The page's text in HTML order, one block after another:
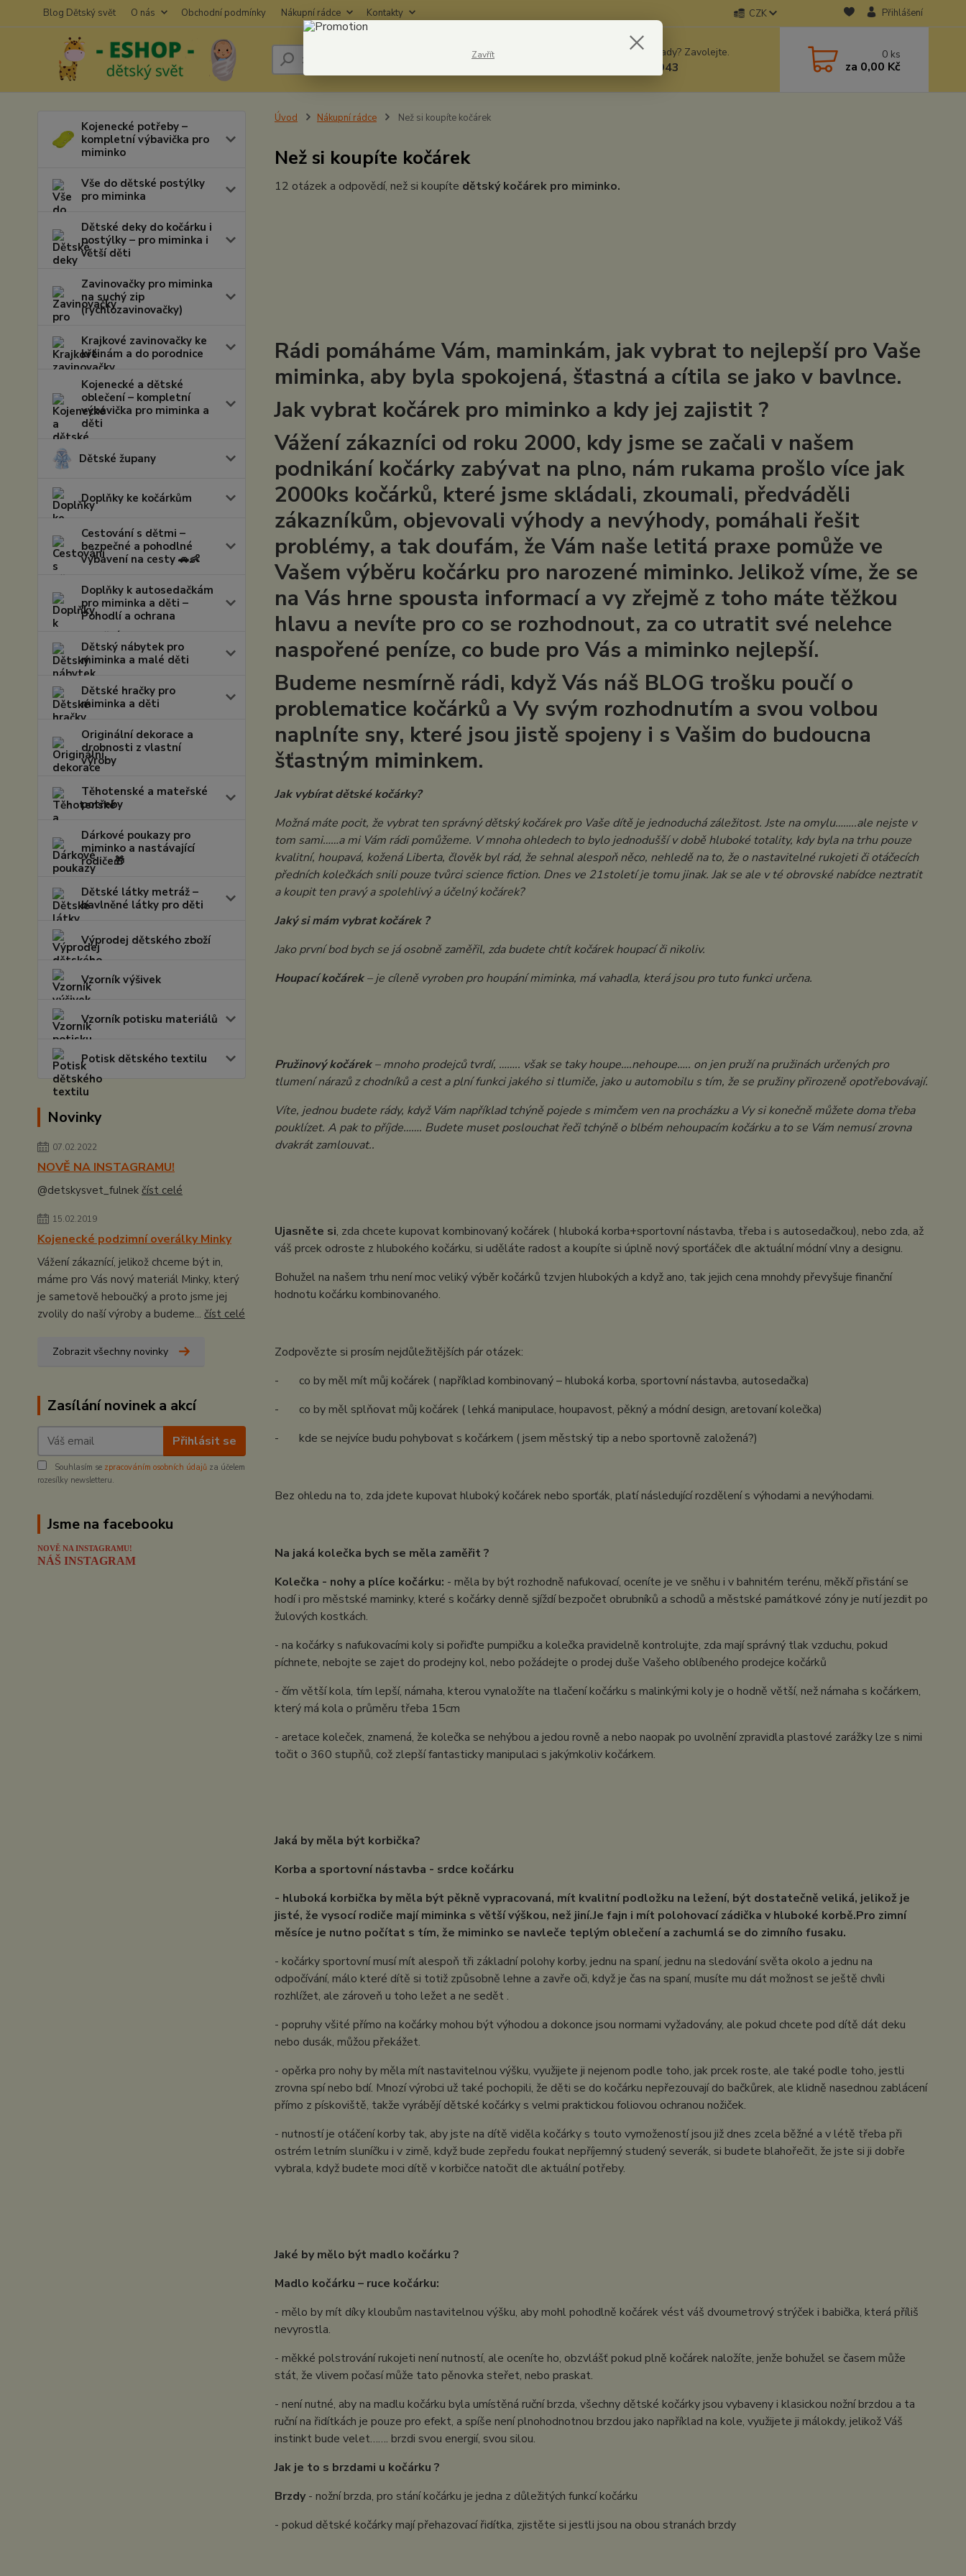
Blog Dětský svět O nás Obchodní podmínky Nákupní rádce Kontakty CZK Přihlášení
Hledat Nevíte si rady? Zavolejte.
604278943
0 ks
za 0,00 Kč
Kojenecké potřeby –
kompletní výbavička pro
miminko
Vše do dětské postýlky
pro miminka
Dětské deky do kočárku i
postýlky – pro miminka i
větší děti
Zavinovačky pro miminka
na suchý zip
(rychlozavinovačky)
Krajkové zavinovačky ke
křtinám a do porodnice
Kojenecké a dětské
oblečení – kompletní
výbavička pro miminka a
děti
Dětské župany
Doplňky ke kočárkům
Cestování s dětmi –
bezpečné a pohodlné
vybavení na cesty 🚗👶
Doplňky k autosedačkám
pro miminka a děti –
Pohodlí a ochrana
Dětský nábytek pro
miminka a malé děti
Dětské hračky pro
miminka a děti
Originální dekorace a
drobnosti z vlastní
výroby
Těhotenské a mateřské
potřeby
Dárkové poukazy pro
miminko a nastávající
rodiče🎁
Dětské látky metráž –
bavlněné látky pro děti
Výprodej dětského zboží
Vzorník výšivek
Vzorník potisku materiálů
Potisk dětského textilu
Novinky
07.02.2022
NOVĚ NA INSTAGRAMU!
@detskysvet_fulnek číst celé
15.02.2019
Kojenecké podzimní overálky Minky
Vážení zákaznící, jelikož chceme být in,
máme pro Vás nový materiál Minky, který
je sametově heboučký a proto jsme jej
zvolily do naší výroby a budeme... číst celé
Zobrazit všechny novinky
Zasílání novinek a akcí
Přihlásit se
Souhlasím se zpracováním osobních údajů za účelem
rozesílky newsletteru.
Jsme na facebooku
NOVĚ NA INSTAGRAMU!
NÁŠ INSTAGRAM
Úvod Nákupní rádce Než si koupíte kočárek
Než si koupíte kočárek
12 otázek a odpovědí, než si koupíte dětský kočárek pro miminko.
Rádi pomáháme Vám, maminkám, jak vybrat to nejlepší pro Vaše
miminka, aby byla spokojená, šťastná a cítila se jako v bavlnce.
Jak vybrat kočárek pro miminko a kdy jej zajistit ?
Vážení zákazníci od roku 2000, kdy jsme se začali v našem
podnikání kočárky zabývat na plno, nám rukama prošlo více jak
2000ks kočárků, které jsme skládali, zkoumali, předváděli
zákazníkům, objevovali výhody a nevýhody, pomáhali řešit
problémy, a tak doufám, že Vám naše letitá praxe pomůže ve
Vašem výběru kočárku pro narozené miminko. Jelikož víme, že se
na Vás hrne spousta informací a vy zřejmě z toho máte těžkou
hlavu a nevíte pro co se rozhodnout, za co utratit své nelehce
naspořené peníze, co bude pro Vás a miminko nejlepší.
Budeme nesmírně rádi, když Vás náš BLOG trošku poučí o
problematice kočárků a Vy svým rozhodnutím a svou volbou
naplníte sny, které jsou jistě spojeny i s Vašim do budoucna
šťastným miminkem.
Jak vybírat dětské kočárky?
Možná máte pocit, že vybrat ten správný dětský kočárek pro Vaše dítě je jednoduchá záležitost. Jste na omylu……..ale nejste v
tom sami……a mi Vám rádi pomůžeme. V mnoha ohledech to bylo jednodušší v době hluboké totality, kdy byla na trhu pouze
kvalitní, houpavá, kožená Liberta, člověk byl rád, že sehnal alespoň něco, nehledě na to, že o nastavitelné rukojeti či otáčecích
předních kolečkách snili pouze tvůrci science fiction. Dnes ve 21století je tomu jinak. Jak se ale v té obrovské nabídce neztratit
a koupit ten pravý a spolehlivý a účelný kočárek?
Jaký si mám vybrat kočárek ?
Jako první bod bych se já osobně zaměřil, zda budete chtít kočárek houpací či nikoliv.
Houpací kočárek– je cíleně vyroben pro houpání miminka, má vahadla, která jsou pro tuto funkci určena.
Pružinový kočárek– mnoho prodejců tvrdí, …….. však se taky houpe….nehoupe….. on jen pruží na pružinách určených pro
tlumení nárazů z chodníků a cest a plní funkci jakého si tlumiče, jako u automobilu s tím, že se pružiny přirozeně opotřebovávají.
Víte, jednou budete rády, když Vám například tchýně pojede s mimčem ven na procházku a Vy si konečně můžete doma třeba
pouklízet. A pak to příjde……. Budete muset poslouchat řeči tchýně o blbém nehoupacím kočárkuato se Vám nemusí zrovna
dvakrát zamlouvat..
Ujasněte si, zda chcete kupovat kombinovaný kočárek ( hluboká korba+sportovní nástavba, třeba i s autosedačkou), nebo zda, až
váš prcek odroste z hlubokého kočárku, si uděláte radost a koupíte si úplně nový sporťáček dle aktuální módní vlny a designu.
Bohužel na našem trhu není moc veliký výběr kočárků tzv.jen hlubokých a když ano, tak jejich cena mnohdy převyšuje finanční
hodnotu kočárku kombinovaného.
Zodpovězte si prosím nejdůležitějších pár otázek:
- co by měl mít můj kočárek ( například kombinovaný – hluboká korba, sportovní nástavba, autosedačka)
- co by měl splňovat můj kočárek ( lehká manipulace, houpavost, pěkný a módní design, aretovaní kolečka)
- kde se nejvíce budu pohybovat s kočárkem ( jsem městský tip a nebo sportovně založená?)
Bez ohledu na to, zda jdete kupovat hluboký kočárek nebo sporťák, platí následující rozdělení s výhodami a nevýhodami.
Na jaká kolečka bych se měla zaměřit ?
Kolečka - nohy a plíce kočárku: - měla by být rozhodně nafukovací, oceníte je ve sněhu i v bahnitém terénu, měkčí přistání se
hodí i pro městské maminky, které s kočárky denně sjíždí bezpočet obrubníků a schodů a městské památkové zóny je nutí jezdit po
žulových kostkách.
- na kočárky s nafukovacími koly si pořiďte pumpičku a kolečka pravidelně kontrolujte, zda mají správný tlak vzduchu, pokud
píchnete, nebojte se zajet do prodejny kol, nebo požádejte o prodej duše Vašeho oblíbeného prodejce kočárků
- čím větší kola, tím lepší, námaha, kterou vynaložíte na tlačení kočárku s malinkými koly je o hodně větší, než námaha s kočárkem,
který má kola o průměru třeba 15cm
- aretace koleček, znamená, že kolečka se nehýbou a jedou rovně a nebo naopak po uvolnění zpravidla plastové zarážky lze s nimi
točit o 360 stupňů, což zlepší fantasticky manipulaci s jakýmkoliv kočárkem.
Jaká by měla být korbička?
Korba a sportovní nástavba - srdce kočárku
- hluboká korbička by měla být pěkně vypracovaná, mít kvalitní podložku na ležení, být dostatečně veliká, jelikož je
jisté, že vysocí rodiče mají miminka s větší výškou, než jiní.Je fajn i mít polohovací zádička v hluboké korbě.Pro zimní
měsíce je nutno počítat s tím, že miminko se navleče teplým oblečení a zachumlá se do zimního fusaku.
- kočárky sportovní musí mít alespoň tři základní polohy korby, jednu na spaní, jednu na sledování světa okolo a jednu na
odpočívání, málo které dítě si totiž způsobně lehne a zavře oči, když je čas na spaní, musíte mu dát možnost se ještě chvíli
rozhlížet, ale zároveň u toho ležet a ne sedět .
- popruhy všité přímo na kočárky mohou být výhodou a dokonce jsou normami vyžadovány, ale pokud chcete pod dítě dát deku
nebo dusák, můžou překážet.
- opěrka pro nohy by měla mít nastavitelnou výšku, využijete ji nejenom podle toho, jak prcek roste, ale také podle toho, jestli
zrovna spí nebo bdí. Mnozí výrobci už také pochopili, že děti se do kočárku nepřezouvají do bačkůrek, ale klidně nasednou zablácení
přímo z pískoviště, takže vyrábějí dětské kočárky s velmi praktickou foliovou ochranou nožiček.
- nutností je otáčení korby tak, aby jste na dítě viděla kočárky s touto vymožeností jsou již dnes zcela běžné a v létě třeba při
ostrém letním sluníčku i v zimě, když bude zepředu foukat nepříjemný studený severák, si budete blahořečit, že jste si ji dobře
vybrala, když budete moci dítě v korbičce natočit dle aktuální potřeby.
Jaké by mělo být madlo kočárku ?
Madlo kočárku – ruce kočárku:
- mělo by mít díky kloubům nastavitelnou výšku, aby mohl pohodlně kočárek vést váš dvoumetrový strýček i babička, která příliš
nevyrostla.
- měkké polstrování rukojeti není nutností, ale oceníte ho, obzvlášť pokud plně kočárek naložíte, jenže bohužel se časem může
stát, že vlivem počasí může tato pěnovka steřet, nebo praskat.
- není nutné, aby na madlu kočárku byla umístěná ruční brzda, všechny dětské kočárky jsou vybaveny i klasickou nožní brzdou a ta
ruční na řidítkách je pouze pro efekt, a spíše není plnohodnotnou brzdou jako například na kole, využijete ji málokdy, jelikož Váš
instinkt bude velet……. brzdi svou energií, svou silou.
Jak je to s brzdami u kočárku ?
Brzdy- nožní brzda, pro stání kočárku je jedna z důležitých funkcí kočárku
- pokud dětské kočárky mají přehazovací řidítka, zjistěte si jestli jsou na obou stranách brzdy
Zavřít